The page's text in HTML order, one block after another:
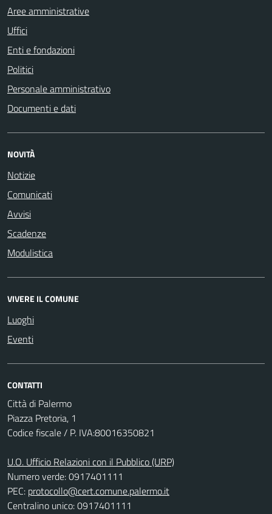
Aree amministrative
Uffici
Enti e fondazioni
Politici
Personale amministrativo
Documenti e dati
NOVITÀ
Notizie
Comunicati
Avvisi
Scadenze
Modulistica
VIVERE IL COMUNE
Luoghi
Eventi
CONTATTI
Città di Palermo
Piazza Pretoria, 1
Codice fiscale / P. IVA:80016350821
U.O. Ufficio Relazioni con il Pubblico (URP)
Numero verde: 0917401111
PEC: protocollo@cert.comune.palermo.it
Centralino unico: 0917401111